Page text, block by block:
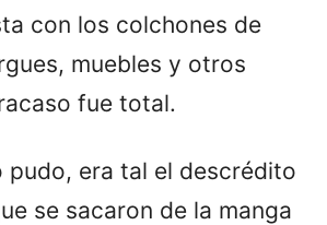
con los colchones de
muebles y otros
fue total.
pudo, era tal el descrédito
se sacaron de la manga